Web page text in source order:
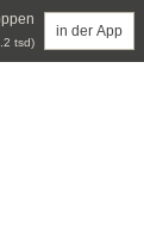
tsd)
in der App